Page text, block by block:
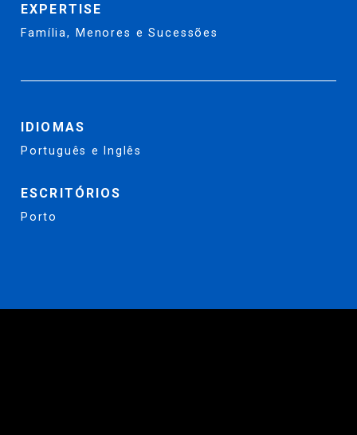
EXPERTISE
Família, Menores e Sucessões
IDIOMAS
Português e Inglês
ESCRITÓRIOS
Porto